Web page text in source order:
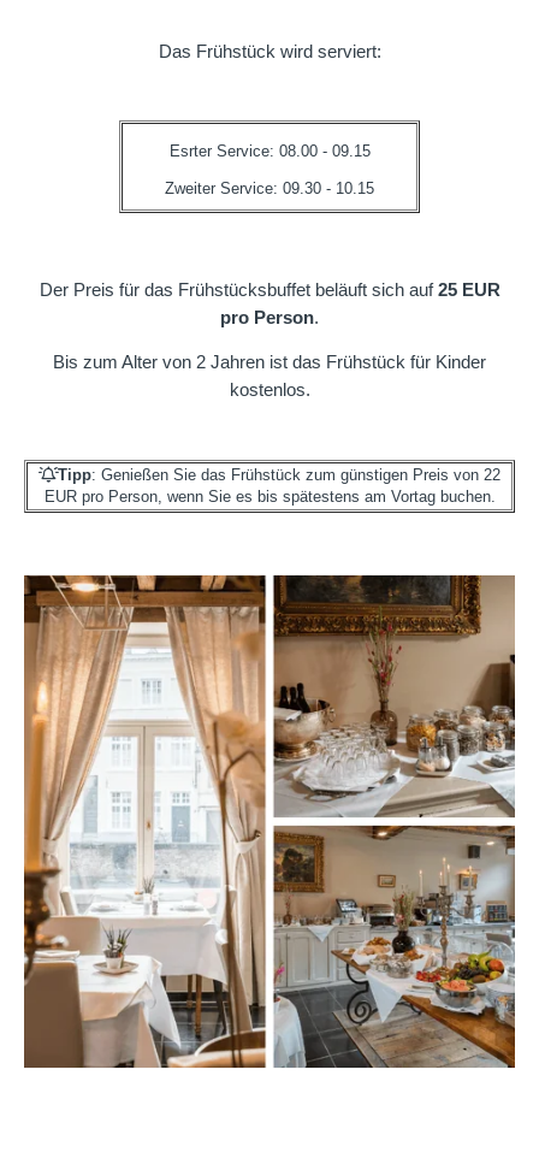
‍Das Frühstück wird serviert:
Esrter Service: 08.00 - 09.15
Zweiter Service: 09.30 - 10.15
Der Preis für das Frühstücksbuffet beläuft sich auf25 EUR
pro Person.
Bis zum Alter von 2 Jahren ist das Frühstück für Kinder
kostenlos.
Tipp: Genießen Sie das Frühstück zum günstigen Preis von 22
EUR pro Person, wenn Sie es bis spätestens am Vortag buchen.
Wifi
Praktische Infos
Ausstattungen
Dienstleistungen des Hotels
Martin's Bar
Frühstück
Wäscherei
Aktivitäten in der Nähe